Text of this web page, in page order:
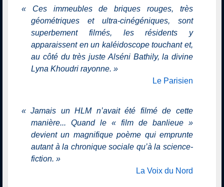
« Ces immeubles de briques rouges, très
géométriques et ultra-cinégéniques, sont
superbement filmés, les résidents y
apparaissent en un kaléidoscope touchant et,
au côté du très juste Alséni Bathily, la divine
Lyna Khoudri rayonne. »
Le Parisien
«Jamais un HLM n’avait été filmé de cette
manière... Quand le « film de banlieue »
devient un magnifique poème qui emprunte
autant à la chronique sociale qu’à la science-
fiction. »
La Voix du Nord